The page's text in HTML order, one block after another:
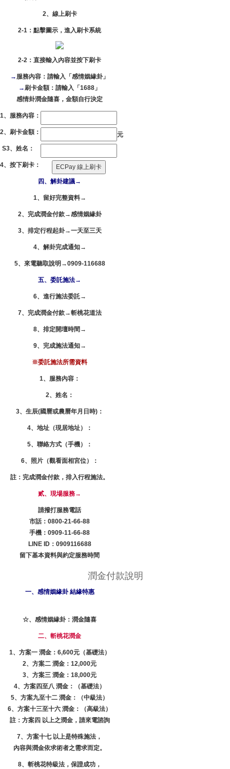
2、線上刷卡
2-1：點擊圖示，進入刷卡系統
2-2：直接輸入內容並按下刷卡
→ 服務內容：請輸入「感情姻緣卦」
→刷卡金額：請輸入「1688」
感情卦潤金隨喜，金額自行決定
、服務內容：
、刷卡金額：
元
S3、姓名：
、按下刷卡：
四、解卦建議→
1、留好完整資料→
2、完成潤金付款→感情姻緣卦
3、排定行程起卦→一天至三天
4、解卦完成通知→
5、來電聽取說明→0909-116688
五、委託施法→
6、進行施法委託→
7、完成潤金付款→斬桃花道法
8、排定開壇時間→
9、完成施法通知→
※委託施法所需資料
1、服務內容：
2、姓名：
3、生辰(國曆或農曆年月日時)：
4、地址（現居地址）：
5、聯絡方式（手機）：
6、照片（觀看面相宮位）：
註：完成潤金付款，排入行程施法。
貳、現場服務→
請撥打服務電話
市話：0800-21-66-88
手機：0909-11-66-88
LINE ID：0909116688
留下基本資料與約定服務時間
潤金付款說明
一、感情姻緣卦 結緣特惠
☆、感情姻緣卦：潤金隨喜
二、 斬桃花潤金
1、方案一 潤金：6,600元（基礎法）
2、方案二 潤金：12,000元
3、方案三 潤金：18,000元
4、方案四至八 潤金：（基礎法）
5、方案九至十二 潤金：（中級法）
6、方案十三至十六 潤金：（高級法）
註：方案四 以上之潤金，請來電諮詢
7、方案十七 以上是特殊施法，
內容與潤金依求術者之需求而定。
8、斬桃花特級法，保證成功，